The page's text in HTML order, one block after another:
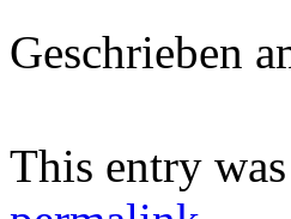
Geschrieben
This entry